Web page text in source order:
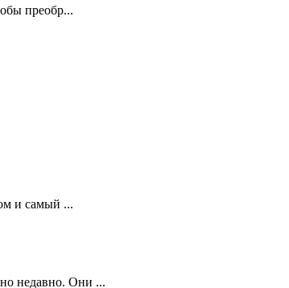
преобр...
и самый ...
недавно. Они ...